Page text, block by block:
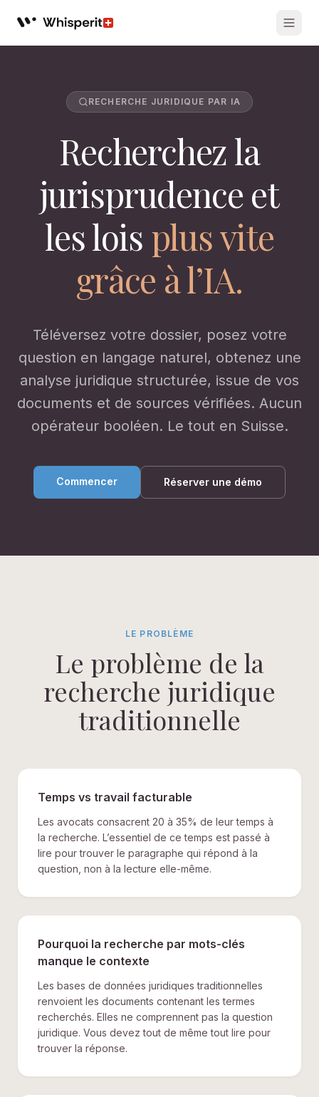
Whisperit AI legal workspace
RECHERCHE JURIDIQUE PAR IA
Recherchez la
jurisprudence et
les lois plus vite
grâce à l’IA.
Téléversez votre dossier, posez votre
question en langage naturel, obtenez une
analyse juridique structurée, issue de vos
documents et de sources vérifiées. Aucun
opérateur booléen. Le tout en Suisse.
Commencer Réserver une démo
LE PROBLÈME
Le problème de la
recherche juridique
traditionnelle
Temps vs travail facturable
Les avocats consacrent 20 à 35% de leur temps à
la recherche. L’essentiel de ce temps est passé à
lire pour trouver le paragraphe qui répond à la
question, non à la lecture elle-même.
Pourquoi la recherche par mots-clés
manque le contexte
Les bases de données juridiques traditionnelles
renvoient les documents contenant les termes
recherchés. Elles ne comprennent pas la question
juridique. Vous devez tout de même tout lire pour
trouver la réponse.